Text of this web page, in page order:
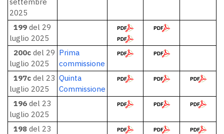
2025
199 del 29
luglio 2025
200c del 29
luglio 2025
Prima
commissione
197c del 23
luglio 2025
Quinta
Commissione
196 del 23
luglio 2025
198 del 23